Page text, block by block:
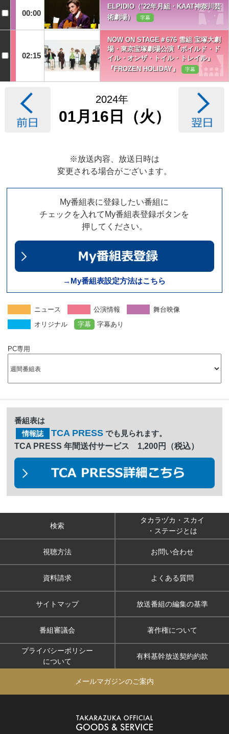
00:00
ELPIDIO（’22年月組・KAAT神奈川芸
術劇場）
字幕
02:15
NOW ON STAGE＃676 雪組 宝塚大劇
場・東京宝塚劇場公演『ボイルド・ド
イル・オンザ・トイル・トレイル』
『FROZEN HOLIDAY』
字幕
2024年
01月16日（火）
※放送内容、放送日時は
変更される場合がございます。
My番組表に登録したい番組に
チェックを入れてMy番組表登録ボタンを
押してください。
→My番組表設定方法はこちら
ニュース 公演情報
舞台映像
オリジナル
字幕 字幕あり
PC専用
番組表は
情報誌 TCA PRESS でも見られます。
TCA PRESS 年間送付サービス 1,200円（税込）
検索
タカラヅカ・スカイ
・ステージとは
視聴方法 お問い合わせ
資料請求 よくある質問
サイトマップ 放送番組の編集の基準
番組審議会 著作権について
プライバシーポリシー
について
有料基幹放送契約約款
メールマガジンのご案内